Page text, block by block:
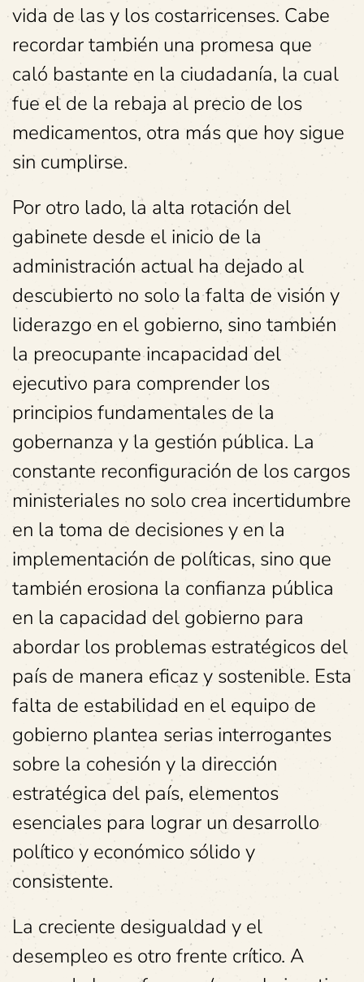
vida de las y los costarricenses. Cabe
recordar también una promesa que
caló bastante en la ciudadanía, la cual
fue el de la rebaja al precio de los
medicamentos, otra más que hoy sigue
sin cumplirse.
Por otro lado, la alta rotación del
gabinete desde el inicio de la
administración actual ha dejado al
descubierto no solo la falta de visión y
liderazgo en el gobierno, sino también
la preocupante incapacidad del
ejecutivo para comprender los
principios fundamentales de la
gobernanza y la gestión pública. La
constante reconfiguración de los cargos
ministeriales no solo crea incertidumbre
en la toma de decisiones y en la
implementación de políticas, sino que
también erosiona la confianza pública
en la capacidad del gobierno para
abordar los problemas estratégicos del
país de manera eficaz y sostenible. Esta
falta de estabilidad en el equipo de
gobierno plantea serias interrogantes
sobre la cohesión y la dirección
estratégica del país, elementos
esenciales para lograr un desarrollo
político y económico sólido y
consistente.
La creciente desigualdad y el
desempleo es otro frente crítico. A